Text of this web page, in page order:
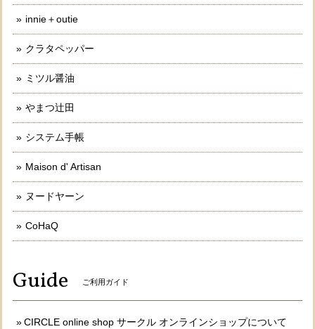
innie＋outie
クラタペッパー
ミツル醤油
やまつ辻田
システム手帳
Maison d' Artisan
ヌードヤーン
CoHaQ
Guide ご利用ガイド
CIRCLE online shop サークル オンラインショップについて